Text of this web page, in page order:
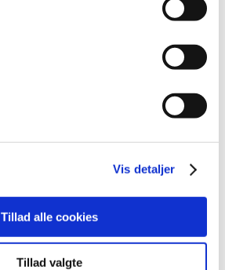
Vis detaljer
Tillad alle cookies
Tillad valgte